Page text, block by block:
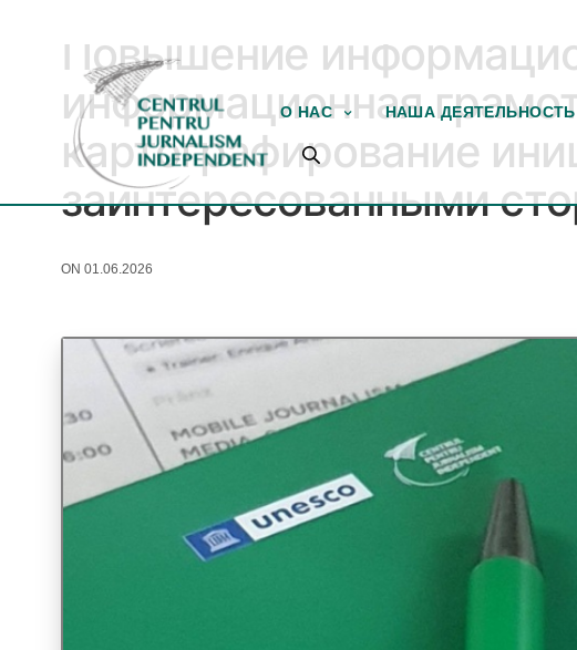
О НАС НАША ДЕЯТЕЛЬНОСТЬ
Повышение
информационная
картографирование
заинтересованными
ON 01.06.2026